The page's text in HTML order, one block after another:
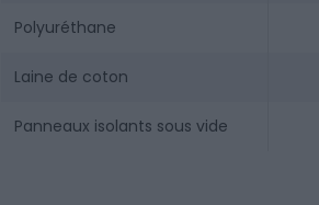
Polyuréthane
Laine de coton
Panneaux isolants sous vide